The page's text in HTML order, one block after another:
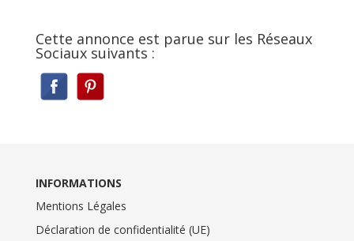
Cette annonce est parue sur les Réseaux
Sociaux suivants :
INFORMATIONS
Mentions Légales
Déclaration de confidentialité (UE)